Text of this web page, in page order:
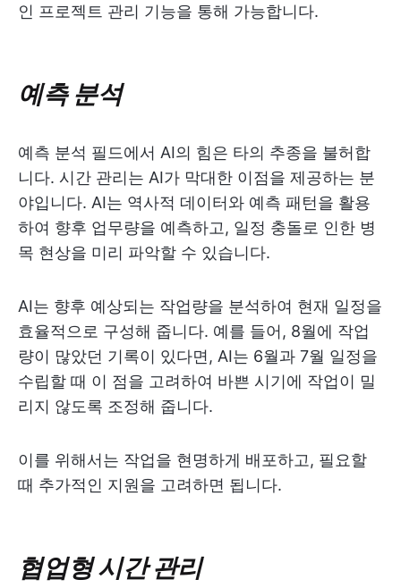
인 프로젝트 관리 기능을 통해 가능합니다.
예측 분석
예측 분석 필드에서 AI의 힘은 타의 추종을 불허합
니다. 시간 관리는 AI가 막대한 이점을 제공하는 분
야입니다. AI는 역사적 데이터와 예측 패턴을 활용
하여 향후 업무량을 예측하고, 일정 충돌로 인한 병
목 현상을 미리 파악할 수 있습니다.
AI는 향후 예상되는 작업량을 분석하여 현재 일정을
효율적으로 구성해 줍니다. 예를 들어, 8월에 작업
량이 많았던 기록이 있다면, AI는 6월과 7월 일정을
수립할 때 이 점을 고려하여 바쁜 시기에 작업이 밀
리지 않도록 조정해 줍니다.
이를 위해서는 작업을 현명하게 배포하고, 필요할
때 추가적인 지원을 고려하면 됩니다.
협업형 시간 관리